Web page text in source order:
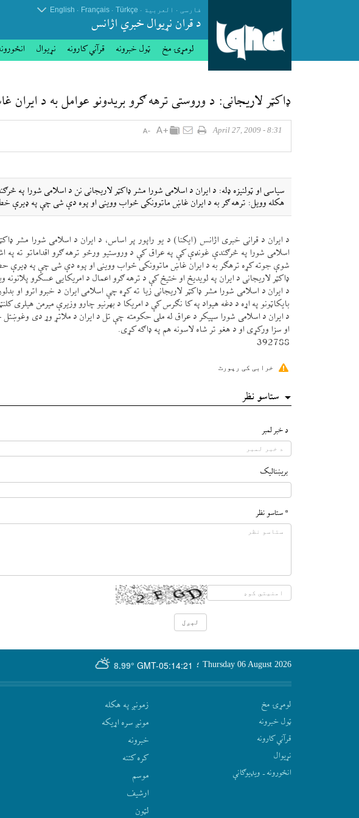
فارسی . العربیة .
Türkçe
.
Français
.
English
د قران نړيوال خبري اژانس
لومړۍ مخ ټول خبرونه قرآني کارونه نړيوال
ډاكټر لاريجانی: د وروستی ترهه ګرو بريدونو عوامل به د
8:31 - April 27, 2009
سياسی او ټولنيزه ډله: د ايران د اسلامی شورا مشر ډاكټر لاريجانی نن د اسلامی شورا په
هكله وويل: ترهه ګر به د ايران غاښ ماتوونكی ځواب ووينی او پوه دې شی چې په ډيرې
اسلامی شورا په څرګندې غونډې كې په عراق كې د وروستيو ورځو ترهه ګرو اقداماتو ته په
شوې جوته كړه ترهګر به د ايران غاښ ماتوونكی ځواب ووينی او پوه دې شی چې په ډيرې
ډاكټر لاريجانی د ايران په لويدیځ او ختیځ كې د ترهه ګرو اعمال د امريكايی عسكرو
د ايران د اسلامی شورا مشر ډاكټر لاريجانی زيا ته كړه چې اسلامی ايران د خبرو اترو او
بايكاټونو په اړه د دغه هيواد په كا نګرس كې د امريكا د بهرنيو چارو وزيرې ميرمن هيلری
د ايران د اسلامی شورا سپيكر د عراق له ملی حكومته چې تل د ايران د ملاتړ وړ دی
او سزا وركړی او د هغو تر شاه لاسونه هم په ډاګه كړی.
392788
خرابی کی رپورٹ
ستاسو نظر
د خبر لمبر
بريښناليک
* ستاسو نظر
GMT-05:14:21
8.99° Thursday 06 August 2026 ؛
لومړۍ مخ
ټول خبرونه
قرآني کارونه
نړيوال
انځورونه ـ ویډیوګانې
زمونږ په هکله
مونږ سره اړيکه
‫خبرونه
کره کتنه
موسم
ارشيف
لټون